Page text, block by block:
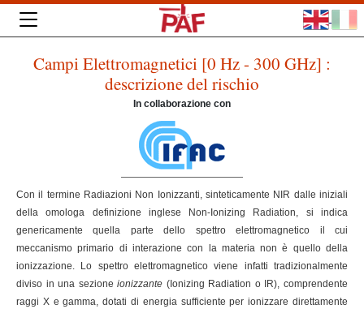
Campi Elettromagnetici [0 Hz - 300 GHz] :
descrizione del rischio
In collaborazione con
Con il termine Radiazioni Non Ionizzanti, sinteticamente NIR dalle iniziali
della omologa definizione inglese Non-Ionizing Radiation, si indica
genericamente quella parte dello spettro elettromagnetico il cui
meccanismo primario di interazione con la materia non è quello della
ionizzazione. Lo spettro elettromagnetico viene infatti tradizionalmente
diviso in una sezioneionizzante (Ionizing Radiation o IR), comprendente
raggi X e gamma, dotati di energia sufficiente per ionizzare direttamente